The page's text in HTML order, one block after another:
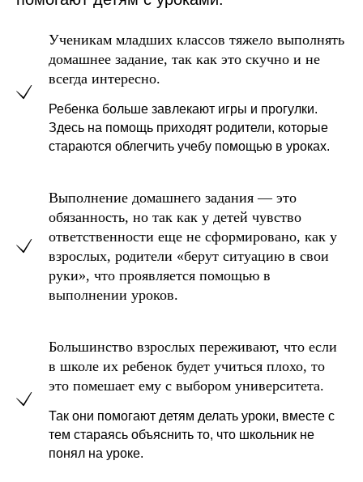
Ученикам младших классов тяжело выполнять
домашнее задание, так как это скучно и не
всегда интересно.
Ребенка больше завлекают игры и прогулки.
Здесь на помощь приходят родители, которые
стараются облегчить учебу помощью в уроках.
Выполнение домашнего задания — это
обязанность, но так как у детей чувство
ответственности еще не сформировано, как у
взрослых, родители «берут ситуацию в свои
руки», что проявляется помощью в
выполнении уроков.
Большинство взрослых переживают, что если
в школе их ребенок будет учиться плохо, то
это помешает ему с выбором университета.
Так они помогают детям делать уроки, вместе с
тем стараясь объяснить то, что школьник не
понял на уроке.